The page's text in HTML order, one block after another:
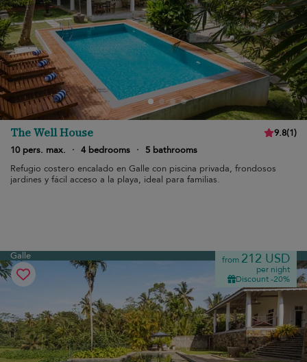
The Well House 9.8(1)
10 pers. max.
· 4 bedrooms ·
5 bathrooms
Refugio costero encalado en Galle con piscina privada, frondosos
jardines y fácil acceso a la playa, ideal para familias.
Galle from 212 USD
per night
Discount -20%